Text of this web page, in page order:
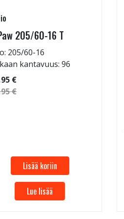
205/60-16 T
205/60-16
kantavuus: 96
€
€
Lisää koriin
Lue lisää